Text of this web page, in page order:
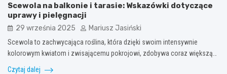
Scewola na balkonie i tarasie: Wskazówki dotyczące
uprawy i pielęgnacji
29 września 2025 Mariusz Jasiński
Scewola to zachwycająca roślina, która dzięki swoim intensywnie
kolorowym kwiatom i zwisającemu pokrojowi, zdobywa coraz większą…
Czytaj dalej